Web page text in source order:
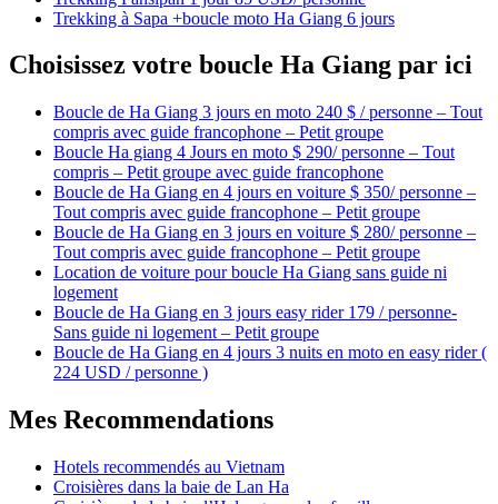
Trekking à Sapa +boucle moto Ha Giang 6 jours
Choisissez votre boucle Ha Giang par ici
Boucle de Ha Giang 3 jours en moto 240 $ / personne – Tout
compris avec guide francophone – Petit groupe
Boucle Ha giang 4 Jours en moto $ 290/ personne – Tout
compris – Petit groupe avec guide francophone
Boucle de Ha Giang en 4 jours en voiture $ 350/ personne –
Tout compris avec guide francophone – Petit groupe
Boucle de Ha Giang en 3 jours en voiture $ 280/ personne –
Tout compris avec guide francophone – Petit groupe
Location de voiture pour boucle Ha Giang sans guide ni
logement
Boucle de Ha Giang en 3 jours easy rider 179 / personne-
Sans guide ni logement – Petit groupe
Boucle de Ha Giang en 4 jours 3 nuits en moto en easy rider (
224 USD / personne )
Mes Recommendations
Hotels recommendés au Vietnam
Croisières dans la baie de Lan Ha